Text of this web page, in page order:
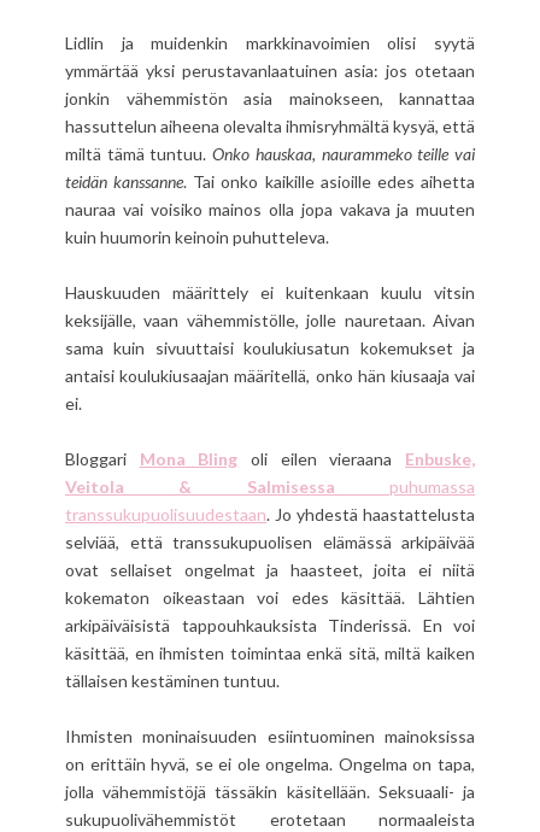
Lidlin ja muidenkin markkinavoimien olisi syytä
ymmärtää yksi perustavanlaatuinen asia: jos otetaan
jonkin vähemmistön asia mainokseen, kannattaa
hassuttelun aiheena olevalta ihmisryhmältä kysyä, että
miltä tämä tuntuu. Onko hauskaa, naurammeko teille vai
teidän kanssanne. Tai onko kaikille asioille edes aihetta
nauraa vai voisiko mainos olla jopa vakava ja muuten
kuin huumorin keinoin puhutteleva.
Hauskuuden määrittely ei kuitenkaan kuulu vitsin
keksijälle, vaan vähemmistölle, jolle nauretaan. Aivan
sama kuin sivuuttaisi koulukiusatun kokemukset ja
antaisi koulukiusaajan määritellä, onko hän kiusaaja vai
ei.
Bloggari Mona Bling oli eilen vieraana
Enbuske,
Veitola & Salmisessa puhumassa
transsukupuolisuudestaan. Jo yhdestä haastattelusta
selviää, että transsukupuolisen elämässä arkipäivää
ovat sellaiset ongelmat ja haasteet, joita ei niitä
kokematon oikeastaan voi edes käsittää. Lähtien
arkipäiväisistä tappouhkauksista Tinderissä. En voi
käsittää, en ihmisten toimintaa enkä sitä, miltä kaiken
tällaisen kestäminen tuntuu.
Ihmisten moninaisuuden esiintuominen mainoksissa
on erittäin hyvä, se ei ole ongelma. Ongelma on tapa,
jolla vähemmistöjä tässäkin käsitellään. Seksuaali- ja
sukupuolivähemmistöt erotetaan normaaleista